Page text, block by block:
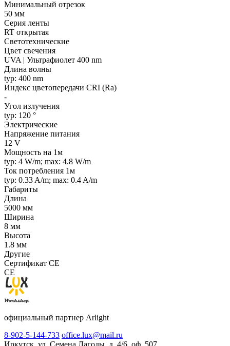
Минимальный отрезок
50 мм
Серия ленты
RT открытая
Светотехнические
Цвет свечения
UVA | Ультрафиолет 400 nm
Длина волны
typ: 400 nm
Индекс цветопередачи CRI (Ra)
-
Угол излучения
typ: 120 °
Электрические
Напряжение питания
12 V
Мощность на 1м
typ: 4 W/m; max: 4.8 W/m
Ток потребления 1м
typ: 0.33 A/m; max: 0.4 A/m
Габариты
Длина
5000 мм
Ширина
8 мм
Высота
1.8 мм
Другие
Сертификат CE
CE
официальный партнер Arlight
8-902-5-144-733 office.lux@mail.ru